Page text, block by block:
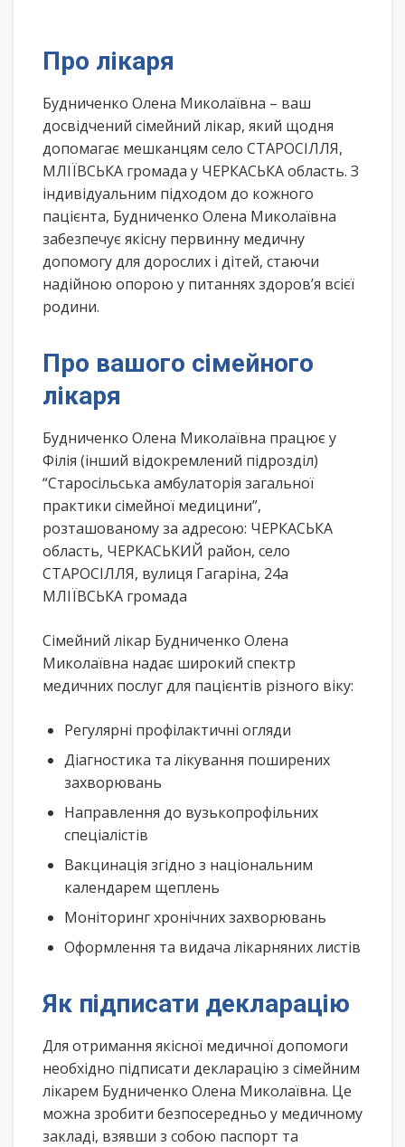
Про лікаря
Будниченко Олена Миколаївна – ваш
досвідчений сімейний лікар, який щодня
допомагає мешканцям село СТАРОСІЛЛЯ,
МЛІЇВСЬКА громада у ЧЕРКАСЬКА область. З
індивідуальним підходом до кожного
пацієнта, Будниченко Олена Миколаївна
забезпечує якісну первинну медичну
допомогу для дорослих і дітей, стаючи
надійною опорою у питаннях здоров’я всієї
родини.
Про вашого сімейного
лікаря
Будниченко Олена Миколаївна працює у
Філія (інший відокремлений підрозділ)
“Старосільська амбулаторія загальної
практики сімейної медицини”,
розташованому за адресою: ЧЕРКАСЬКА
область, ЧЕРКАСЬКИЙ район, село
СТАРОСІЛЛЯ, вулиця Гагаріна, 24а
МЛІЇВСЬКА громада
Сімейний лікар Будниченко Олена
Миколаївна надає широкий спектр
медичних послуг для пацієнтів різного віку:
Регулярні профілактичні огляди
Діагностика та лікування поширених
захворювань
Направлення до вузькопрофільних
спеціалістів
Вакцинація згідно з національним
календарем щеплень
Моніторинг хронічних захворювань
Оформлення та видача лікарняних листів
Як підписати декларацію
Для отримання якісної медичної допомоги
необхідно підписати декларацію з сімейним
лікарем Будниченко Олена Миколаївна. Це
можна зробити безпосередньо у медичному
закладі, взявши з собою паспорт та